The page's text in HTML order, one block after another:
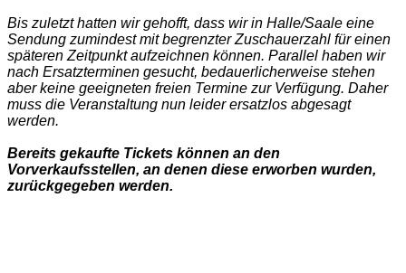
Bis zuletzt hatten wir gehofft, dass wir in Halle/Saale eine
Sendung zumindest mit begrenzter Zuschauerzahl für einen
späteren Zeitpunkt aufzeichnen können. Parallel haben wir
nach Ersatzterminen gesucht, bedauerlicherweise stehen
aber keine geeigneten freien Termine zur Verfügung. Daher
muss die Veranstaltung nun leider ersatzlos abgesagt
werden.
Bereits gekaufte Tickets können an den
Vorverkaufsstellen, an denen diese erworben wurden,
zurückgegeben werden.